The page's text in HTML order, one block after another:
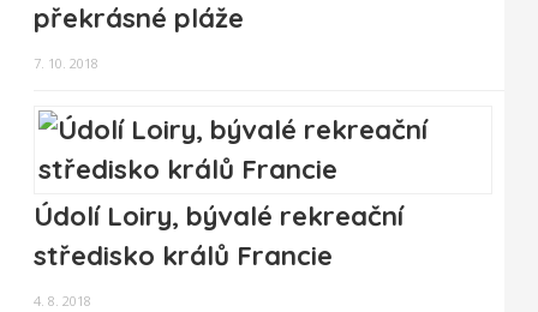
překrásné pláže
7. 10. 2018
Údolí Loiry, bývalé rekreační
středisko králů Francie
4. 8. 2018